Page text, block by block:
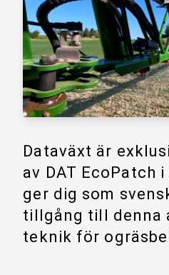
Dataväxt är
av DAT EcoPatch
ger dig som
tillgång till denna
teknik för